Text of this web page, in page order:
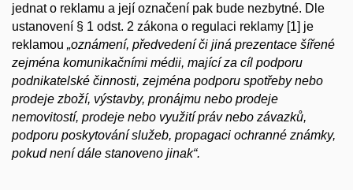
jednat o reklamu a její označení pak bude nezbytné. Dle
ustanovení § 1 odst. 2 zákona o regulaci reklamy [1] je
reklamou „oznámení, předvedení či jiná prezentace šířené
zejména komunikačními médii, mající za cíl podporu
podnikatelské činnosti, zejména podporu spotřeby nebo
prodeje zboží, výstavby, pronájmu nebo prodeje
nemovitostí, prodeje nebo využití práv nebo závazků,
podporu poskytování služeb, propagaci ochranné známky,
pokud není dále stanoveno jinak“.